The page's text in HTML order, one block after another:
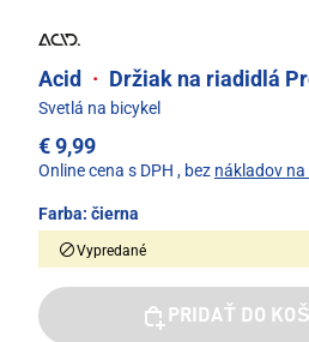
Acid · Držiak na riadidlá
Svetlá na bicykel
€ 9,99
Online cena s DPH , bez nákladov
Farba: čierna
Vypredané
PRIDAŤ DO